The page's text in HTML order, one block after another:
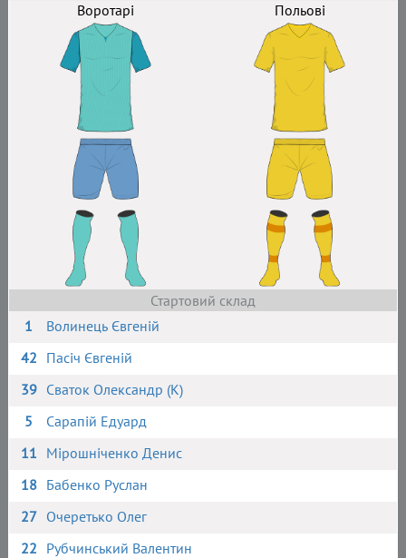
Воротарі
Польові
Стартовий склад
1
Волинець Євгеній
42 Пасіч Євгеній
39 Сваток Олександр (К)
5
Сарапій Едуард
11 Мірошніченко Денис
18 Бабенко Руслан
27 Очеретько Олег
22 Рубчинський Валентин